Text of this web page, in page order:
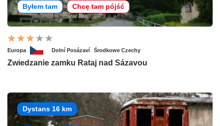
Byłem tam Chcę tam pójść
Europa Dolní Posázaví Środkowe Czechy
Zwiedzanie zamku Rataj nad Sázavou
Dystans 16 km